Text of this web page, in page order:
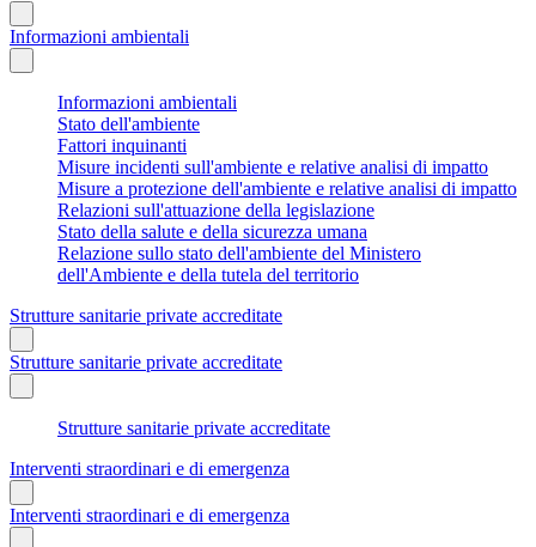
Informazioni ambientali
Informazioni ambientali
Stato dell'ambiente
Fattori inquinanti
Misure incidenti sull'ambiente e relative analisi di impatto
Misure a protezione dell'ambiente e relative analisi di impatto
Relazioni sull'attuazione della legislazione
Stato della salute e della sicurezza umana
Relazione sullo stato dell'ambiente del Ministero
dell'Ambiente e della tutela del territorio
Strutture sanitarie private accreditate
Strutture sanitarie private accreditate
Strutture sanitarie private accreditate
Interventi straordinari e di emergenza
Interventi straordinari e di emergenza